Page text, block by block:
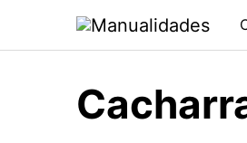
contenido